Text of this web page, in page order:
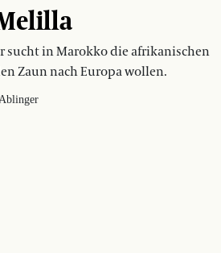
sucht in Marokko die afrikanischen
Zaun nach Europa wollen.